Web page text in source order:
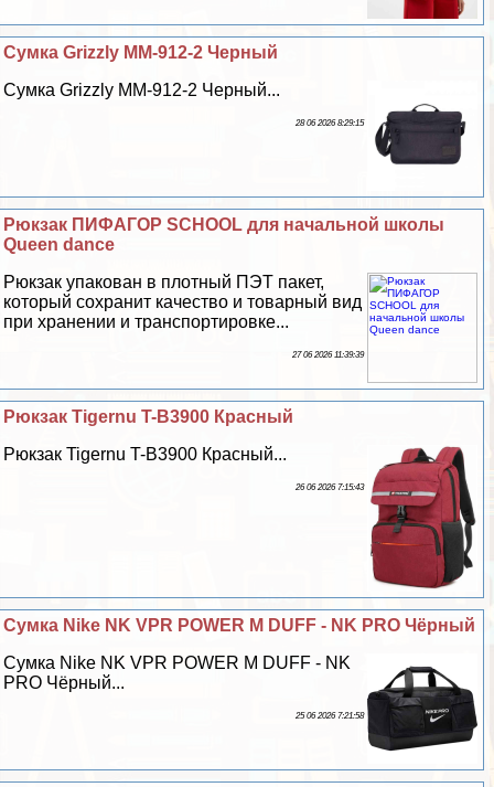
Сумка Grizzly ММ-912-2 Черный
Сумка Grizzly ММ-912-2 Черный...
28 06 2026 8:29:15
Рюкзак ПИФАГОР SCHOOL для начальной школы
Queen dance
Рюкзак упакован в плотный ПЭТ пакет,
который сохранит качество и товарный вид
при хранении и трaнcпортировке...
27 06 2026 11:39:39
Рюкзак Tigernu T-B3900 Красный
Рюкзак Tigernu T-B3900 Красный...
26 06 2026 7:15:43
Сумка Nike NK VPR POWER M DUFF - NK PRO Чёрный
Сумка Nike NK VPR POWER M DUFF - NK
PRO Чёрный...
25 06 2026 7:21:58